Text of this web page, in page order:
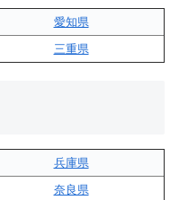
愛知県
三重県
兵庫県
奈良県